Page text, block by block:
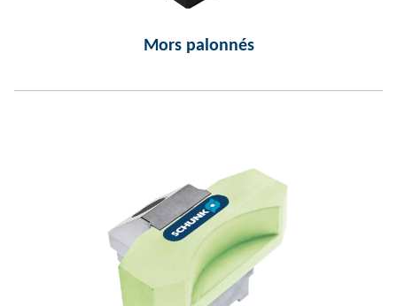
Mors palonnés